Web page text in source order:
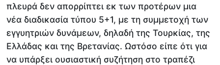
πλευρά δεν απορρίπτει εκ των προτέρων μια
νέα διαδικασία τύπου 5+1, με τη συμμετοχή των
εγγυητριών δυνάμεων, δηλαδή της Τουρκίας, της
Ελλάδας και της Βρετανίας. Ωστόσο είπε ότι για
να υπάρξει ουσιαστική συζήτηση στο τραπέζι